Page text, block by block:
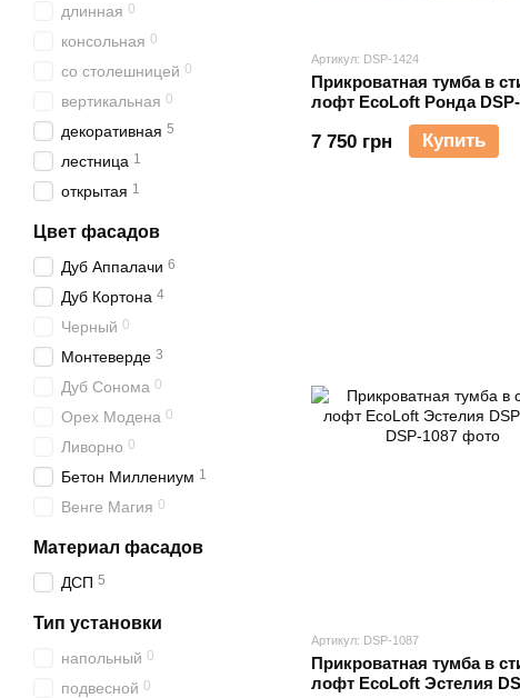
Артикул: DSP-1424
Прикроватная тумба в
лофт EcoLoft Ронда DSP-
7 750 грн Купить
Артикул: DSP-1087
Прикроватная тумба в
лофт EcoLoft Эстелия
длинная 0
консольная 0
со столешницей 0
вертикальная 0
декоративная 5
лестница 1
открытая 1
Цвет фасадов
Дуб Аппалачи 6
Дуб Кортона 4
Черный 0
Монтеверде 3
Дуб Сонома 0
Орех Модена 0
Ливорно 0
Бетон Миллениум 1
Венге Магия 0
Материал фасадов
ДСП 5
Тип установки
напольный 0
подвесной 0